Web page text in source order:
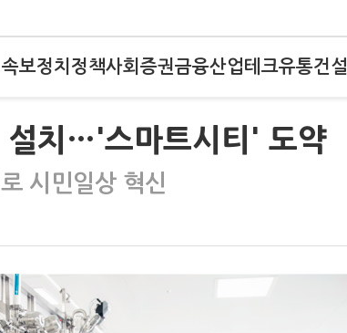
속보정치 정책사회 증권금융산업테크유통건설
설치…'스마트시티' 도약
시민일상 혁신